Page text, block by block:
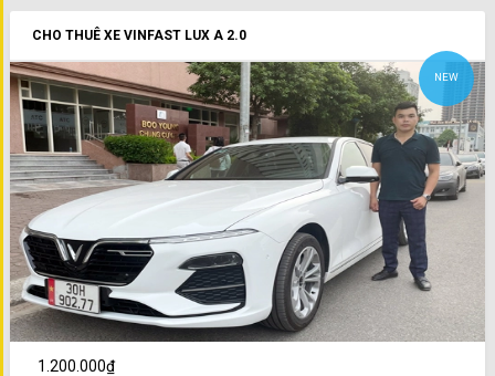
CHO THUÊ XE VINFAST LUX A 2.0
NEW
1.200.000₫